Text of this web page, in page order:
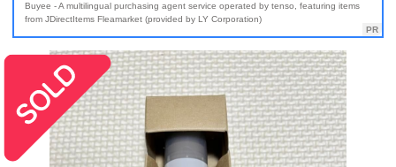
Buyee - A multilingual purchasing agent service operated by tenso, featuring items
from JDirectItems Fleamarket (provided by LY Corporation)